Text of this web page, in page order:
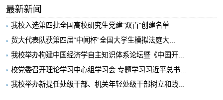
最新新闻
我校入选第四批全国高校研究生党建“双百”创建名单
贸大代表队获第四届“中闻杯”全国大学生模拟法庭大...
我校举办构建中国经济学自主知识体系论坛暨《中国开...
校党委召开理论学习中心组学习会 专题学习习近平总书...
我校举办新提任处级干部、机关年轻处级干部树立和践...